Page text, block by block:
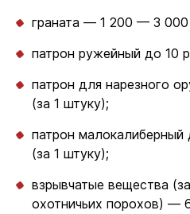
граната — 1 200 — 3 000
патрон ружейный до 10
патрон для нарезного
(за 1 штуку);
патрон малокалиберный
(за 1 штуку);
взрывчатые вещества
охотничьих порохов) —